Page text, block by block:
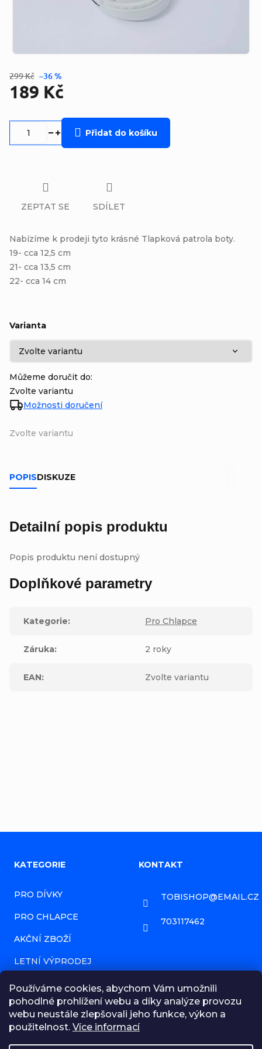
Používáme cookies, abychom Vám umožnili
pohodlné prohlížení webu a díky analýze provozu
webu neustále zlepšovali jeho funkce, výkon a
použitelnost. Více informací
299 Kč –36 %
189 Kč
Zvolte variantu
Varianta
Můžeme doručit do:
Zvolte variantu
Možnosti doručení
Přidat do košíku
Nabízíme k prodeji tyto krásné Tlapková patrola boty.
19- cca 12,5 cm
21- cca 13,5 cm
22- cca 14 cm
ZEPTAT SE SDÍLET
POPISDISKUZE
Detailní popis produktu
Popis produktu není dostupný
Doplňkové parametry
Kategorie: Pro Chlapce
Záruka: 2 roky
EAN: Zvolte variantu
í
KATEGORIE
PRO DÍVKY
PRO CHLAPCE
AKČNÍ ZBOŽÍ
LETNÍ VÝPRODEJ
PRODÁVANÉ ZNAČKY
HODNOCENÍ OBCHODU
NAPIŠTE NÁM ZPRÁVU!
KONTAKT
TOBISHOP@EMAIL.CZ
703117462